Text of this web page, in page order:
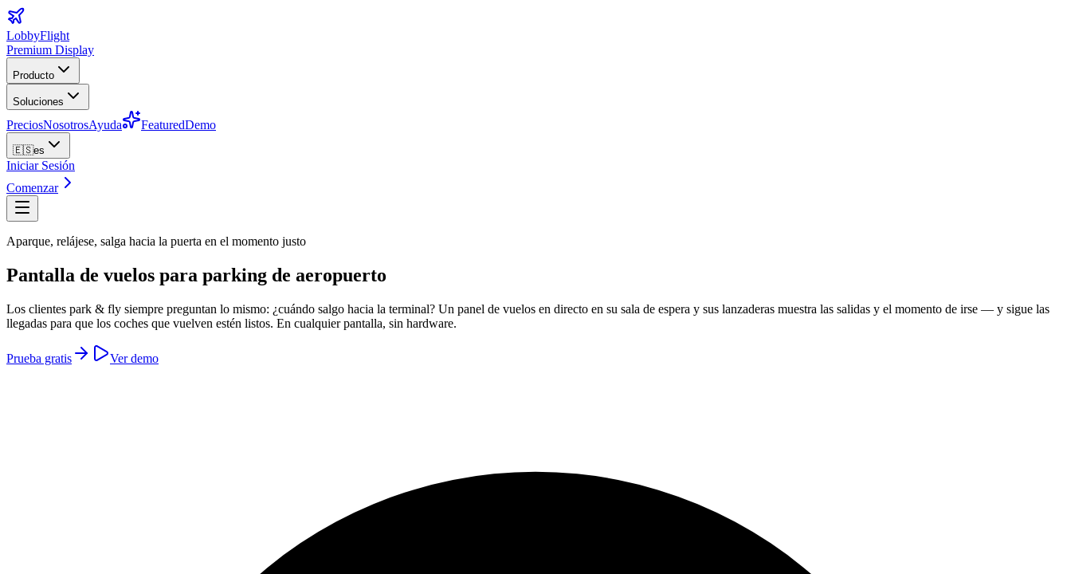
LobbyFlight
Premium Display
Producto
Soluciones
PreciosNosotrosAyuda FeaturedDemo
🇪🇸es
Iniciar Sesión
Comenzar
Aparque, relájese, salga hacia la puerta en el momento justo
Pantalla de vuelos para parking de aeropuerto
Los clientes park & fly siempre preguntan lo mismo: ¿cuándo salgo hacia la terminal? Un panel de vuelos en directo en su sala de espera y sus lanzaderas muestra las salidas y el momento de irse — y sigue las
llegadas para que los coches que vuelven estén listos. En cualquier pantalla, sin hardware.
Prueba gratis Ver demo